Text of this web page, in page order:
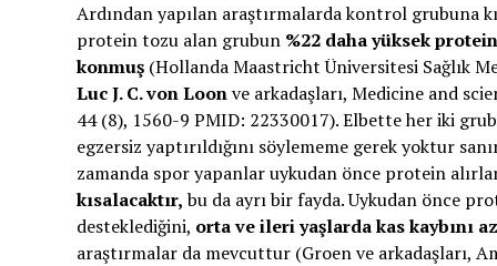
Ardından yapılan araştırmalarda kontrol grubuna
protein tozu alan grubun %22 daha yüksek
konmuş(Hollanda Maastricht Üniversitesi Sağlık
Luc J. C. von Loonve arkadaşları, Medicine and
44 (8), 1560-9 PMID: 22330017). Elbette her iki
egzersiz yaptırıldığını söylememe gerek yoktur
zamanda spor yapanlar uykudan önce protein
kısalacaktır,bu da ayrı bir fayda. Uykudan önce
desteklediğini, orta ve ileri yaşlarda kas kaybını
araştırmalar da mevcuttur (Groen ve arkadaşları,